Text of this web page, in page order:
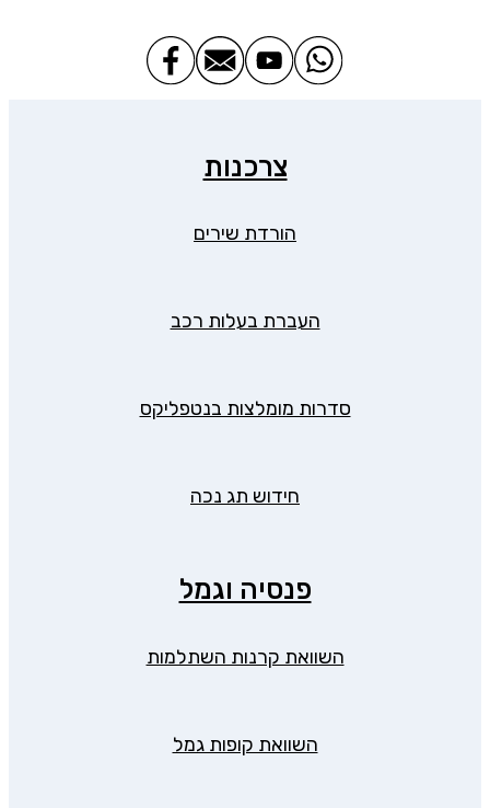
צרכנות
הורדת שירים
העברת בעלות רכב
סדרות מומלצות בנטפליקס
חידוש תג נכה
פנסיה וגמל
השוואת קרנות השתלמות
השוואת קופות גמל